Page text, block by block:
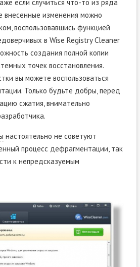
если случиться что-то из ряда
внесенные изменения можно
воспользовавшись функцией
в Wise Registry Cleaner
создания полной копии
точек восстановления.
вы можете воспользоваться
Только будьте добры, перед
сжатия, внимательно
настоятельно не советуют
процесс дефрагментации, так
к непредсказуемым